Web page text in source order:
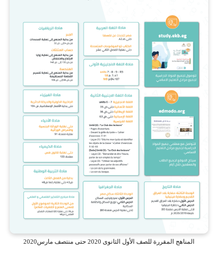
المناهج المقررة للصف الأول الثانوى 2020 حتى منتصف مارس2020